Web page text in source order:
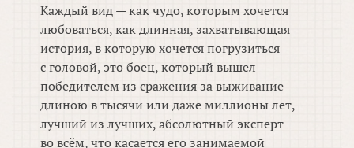
Каждый вид — как чудо, которым хочется
любоваться, как длинная, захватывающая
история, в которую хочется погрузиться
с головой, это боец, который вышел
победителем из сражения за выживание
длиною в тысячи или даже миллионы лет,
лучший из лучших, абсолютный эксперт
во всём, что касается его занимаемой